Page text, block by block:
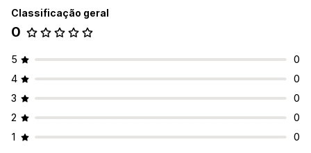
Classificação geral
0
5
0
4
0
3
0
2
0
1
0